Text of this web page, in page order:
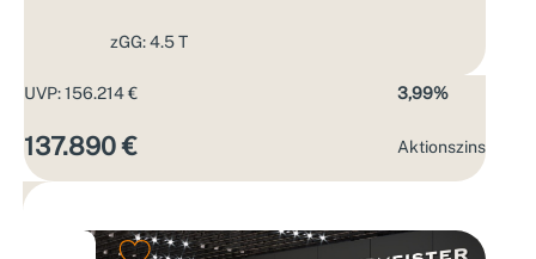
zGG: 4.5 T
UVP: 156.214 €
137.890 €
3,99%
Aktions­zins